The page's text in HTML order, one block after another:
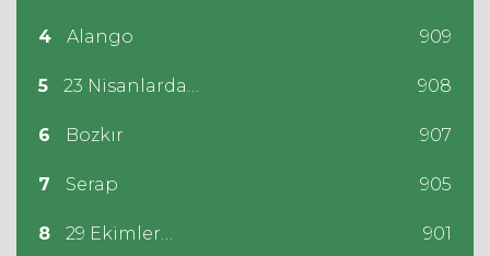
4 Alango 909
5 23 Nisanlarda… 908
6 Bozkır 907
7 Serap 905
8 29 Ekimler… 901